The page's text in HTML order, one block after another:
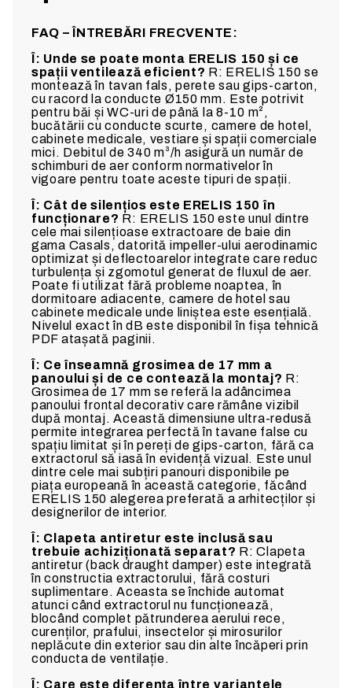
FAQ – ÎNTREBĂRI FRECVENTE:
Î: Unde se poate monta ERELIS 150 și ce
spații ventilează eficient? R: ERELIS 150 se
montează în tavan fals, perete sau gips-carton,
cu racord la conducte Ø150 mm. Este potrivit
pentru băi și WC-uri de până la 8-10 m²,
bucătării cu conducte scurte, camere de hotel,
cabinete medicale, vestiare și spații comerciale
mici. Debitul de 340 m³/h asigură un număr de
schimburi de aer conform normativelor în
vigoare pentru toate aceste tipuri de spații.
Î: Cât de silențios este ERELIS 150 în
funcționare? R: ERELIS 150 este unul dintre
cele mai silențioase extractoare de baie din
gama Casals, datorită impeller-ului aerodinamic
optimizat și deflectoarelor integrate care reduc
turbulența și zgomotul generat de fluxul de aer.
Poate fi utilizat fără probleme noaptea, în
dormitoare adiacente, camere de hotel sau
cabinete medicale unde liniștea este esențială.
Nivelul exact în dB este disponibil în fișa tehnică
PDF atașată paginii.
Î: Ce înseamnă grosimea de 17 mm a
panoului și de ce contează la montaj? R:
Grosimea de 17 mm se referă la adâncimea
panoului frontal decorativ care rămâne vizibil
după montaj. Această dimensiune ultra-redusă
permite integrarea perfectă în tavane false cu
spațiu limitat și în pereți de gips-carton, fără ca
extractorul să iasă în evidență vizual. Este unul
dintre cele mai subțiri panouri disponibile pe
piața europeană în această categorie, făcând
ERELIS 150 alegerea preferată a arhitecților și
designerilor de interior.
Î: Clapeta antiretur este inclusă sau
trebuie achiziționată separat? R: Clapeta
antiretur (back draught damper) este integrată
în constructia extractorului, fără costuri
suplimentare. Aceasta se închide automat
atunci când extractorul nu funcționează,
blocând complet pătrunderea aerului rece,
curenților, prafului, insectelor și mirosurilor
neplăcute din exterior sau din alte încăperi prin
conducta de ventilație.
Î: Care este diferența între variantele